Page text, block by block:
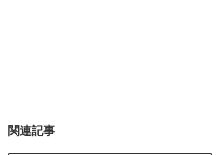
関連記事